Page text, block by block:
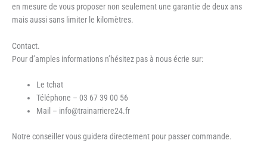
en mesure de vous proposer non seulement une garantie de deux ans
mais aussi sans limiter le kilomètres.
Contact.
Pour d’amples informations n’hésitez pas à nous écrie sur:
Le tchat
Téléphone – 03 67 39 00 56
Mail – info@trainarriere24.fr
Notre conseiller vous guidera directement pour passer commande.